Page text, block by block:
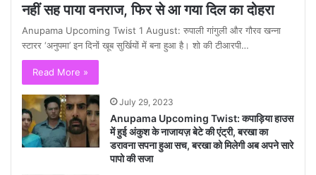
नहीं सह पाया वनराज, फिर से आ गया दिल का दोहरा
Anupama Upcoming Twist 1 August: रुपाली गांगुली और गौरव खन्ना
स्टारर ‘अनुपमा’ इन दिनों खूब सुर्खियों में बना हुआ है। शो की टीआरपी…
Read More »
July 29, 2023
Anupama Upcoming Twist: कपाड़िया हाउस
में हुई अंकुश के नाजायज़ बेटे की एंट्री, बरखा का
डरावना सपना हुआ सच, बरखा को मिलेगी अब अपने सारे
पापो की सजा